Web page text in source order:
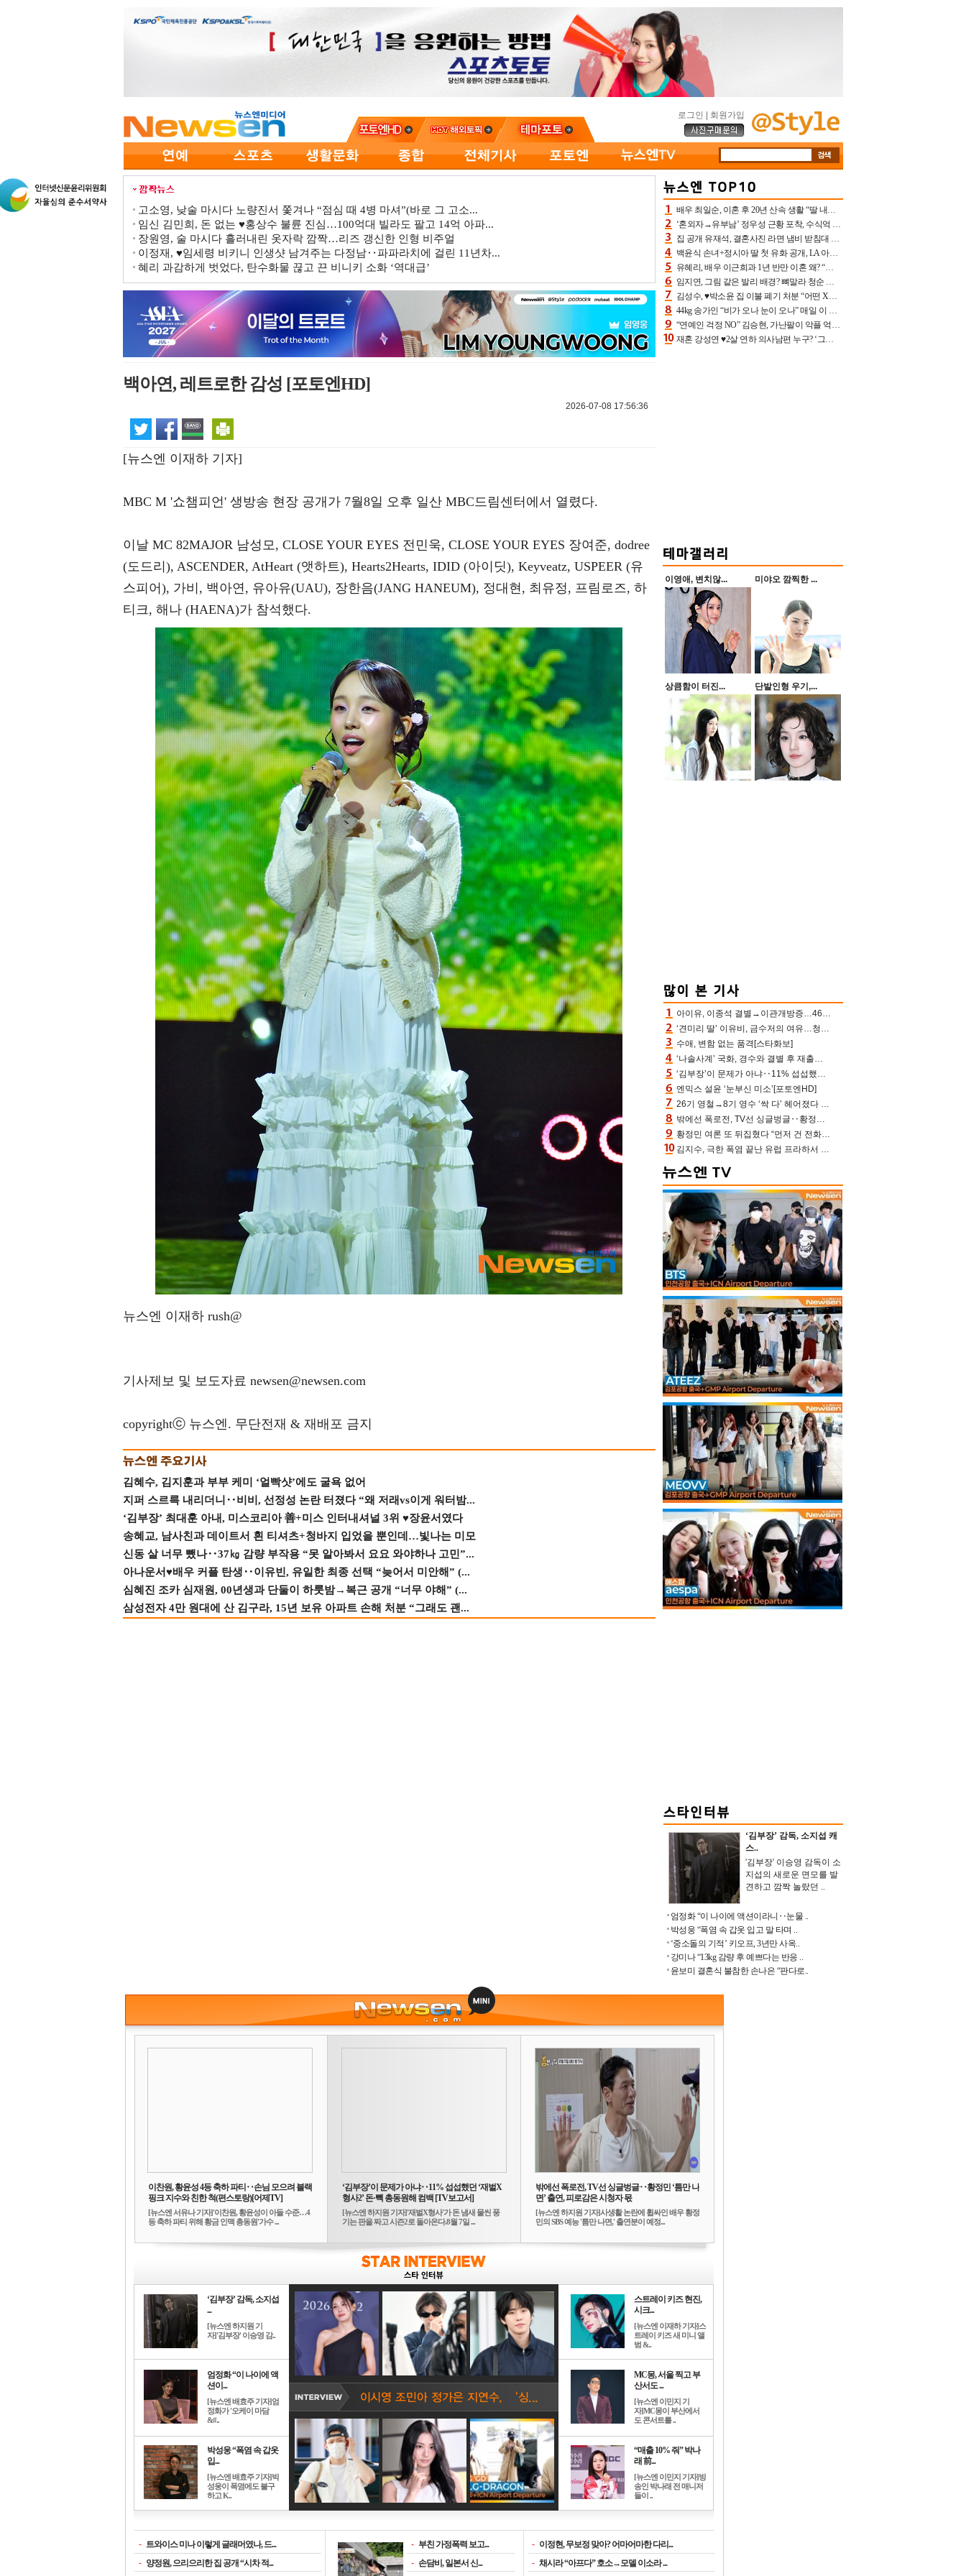
로그인 회원가입
고소영, 낮술 마시다 노량진서 쫓겨나 “점심 때 4병 마셔”(바로 그 고소...
임신 김민희, 돈 없는 ♥홍상수 불륜 진심…100억대 빌라도 팔고 14억 아파...
장원영, 술 마시다 흘러내린 옷자락 깜짝…리즈 갱신한 인형 비주얼
이정재, ♥임세령 비키니 인생샷 남겨주는 다정남‥파파라치에 걸린 11년차...
혜리 과감하게 벗었다, 탄수화물 끊고 끈 비니키 소화 ‘역대급’
백아연, 레트로한 감성 [포토엔HD]
2026-07-08 17:56:36
[뉴스엔 이재하 기자]
MBC M '쇼챔피언' 생방송 현장 공개가 7월8일 오후 일산 MBC드림센터에서 열렸다.
이날 MC 82MAJOR 남성모, CLOSE YOUR EYES 전민욱, CLOSE YOUR EYES 장여준, dodree
(도드리), ASCENDER, AtHeart (앳하트), Hearts2Hearts, IDID (아이딧), Keyveatz, USPEER (유
스피어), 가비, 백아연, 유아유(UAU), 장한음(JANG HANEUM), 정대현, 최유정, 프림로즈, 하
티크, 해나 (HAENA)가 참석했다.
뉴스엔 이재하 rush@
기사제보 및 보도자료 newsen@newsen.com
copyrightⓒ 뉴스엔. 무단전재 & 재배포 금지
김혜수, 김지훈과 부부 케미 ‘얼빡샷’에도 굴욕 없어
지퍼 스르륵 내리더니‥비비, 선정성 논란 터졌다 “왜 저래vs이게 워터밤...
‘김부장’ 최대훈 아내, 미스코리아 善+미스 인터내셔널 3위 ♥장윤서였다
송혜교, 남사친과 데이트서 흰 티셔츠+청바지 입었을 뿐인데…빛나는 미모
신동 살 너무 뺐나‥37㎏ 감량 부작용 “못 알아봐서 요요 와야하나 고민”...
아나운서♥배우 커플 탄생‥이유빈, 유일한 최종 선택 “늦어서 미안해” (...
심혜진 조카 심재원, 00년생과 단둘이 하룻밤→복근 공개 “너무 야해” (...
삼성전자 4만 원대에 산 김구라, 15년 보유 아파트 손해 처분 “그래도 괜...
배우 최일순, 이혼 후 20년 산속 생활 “딸 내가 버렸다고 원망‥맘 아파”(특종)[어제TV]
‘혼외자→유부남’ 정우성 근황 포착, 수식억 해킹 피해 후배 만났다 “존경하는”
집 공개 유재석, 결혼사진 라면 냄비 받침대 되고 분노‥가족사진도 피해(놀뭐)[어제TV]
백윤식 손녀+정시아 딸 첫 유화 공개, LA 아트쇼→서울국제조각페스타 작가다운 수준급 실력
유혜리, 배우 이근희과 1년 반만 이혼 왜? “식칼 꽂고 의자 던져” 충격 폭로(특종)[어제TV]
임지연, 그림 같은 발리 배경? 뼈말라 청순 비키니 핏에 상대 안 되네
김성수, ♥박소윤 집 이불 폐기 처분 “어떤 X이랑 썼을지 몰라” 질투(신랑수업2)[어제TV]
44kg 송가인 “비가 오나 눈이 오나” 매일 이 운동, 허벅지 근육량 상승+체지방 감소
“연예인 걱정 NO” 김승현, 가난팔이 악플 억울할만‥아내+딸과 日 여행
재혼 강성연 ♥2살 연하 의사남편 누구? ‘그알’ 자문의에 훈남 비주얼 초엘리트 스펙 [종합]
이영애, 변치않... 미야오 깜찍한 ...
상큼함이 터진... 단발인형 우기,...
아이유, 이종석 결별→이관개방증…46장 꽉 채운 유애나 ♥ “열심히 사는 중”
‘견미리 딸’ 이유비, 금수저의 여유…청순 미모에 반전 슬림 라인
수애, 변함 없는 품격[스타화보]
‘나솔사계’ 국화, 경수와 결별 후 재출연…첫인상 3표 몰표
‘김부장’이 문제가 아냐‥11% 섭섭했던 ‘재벌X형사2’ 돈·빽 총동원해 컴백 [TV보고서]
엔믹스 설윤 ‘눈부신 미소’[포토엔HD]
26기 영철→8기 영수 ‘싹 다’ 헤어졌다 ‘나솔사계’ 충격의 현커 0쌍 (촌장TV)
밖에선 폭로전, TV선 싱글벙글‥황정민 ‘틈만 나면’ 출연, 피로감은 시청자 몫
황정민 여론 또 뒤집혔다 “먼저 건 전화 62통, 그만 연락해” vs 女팬 “녹취 다 올려” 진흙탕 싸움
김지수, 극한 폭염 끝난 유럽 프라하서 쾌적한 여름나기 “선풍기만으로 지내”
‘김부장’ 감독, 소지섭 캐
스..
'김부장' 이승영 감독이 소
지섭의 새로운 면모를 발
견하고 깜짝 놀랐던 ..
엄정화 “이 나이에 액션이라니‥눈물 ..
박성웅 “폭염 속 갑옷 입고 말 타며 ..
‘중소돌의 기적’ 키오프, 3년만 사옥..
강미나 “13kg 감량 후 예쁘다는 반응 ..
윤보미 결혼식 불참한 손나은 “판다로..
이찬원, 황윤성 4등 축하 파티‥손님 모으려 블랙
핑크 지수와 친한 척(편스토랑)[어제TV]
[뉴스엔 서유나 기자]'이찬원, 황윤성이 아들 수준…4
등 축하 파티 위해 황금 인맥 총동원'가수 ...
‘김부장’이 문제가 아냐‥11% 섭섭했던 ‘재벌X
형사2’ 돈·빽 총동원해 컴백 [TV보고서]
[뉴스엔 하지원 기자]'재벌X형사'가 돈 냄새 물씬 풍
기는 판을 짜고 시즌2로 돌아온다.8월 7일 ...
밖에선 폭로전, TV선 싱글벙글‥황정민 ‘틈만 나
면’ 출연, 피로감은 시청자 몫
[뉴스엔 하지원 기자]사생활 논란에 휩싸인 배우 황정
민의 SBS 예능 '틈만 나면,' 출연분이 예정...
‘김부장’ 감독, 소지섭
...
[뉴스엔 하지원 기
자]'김부장' 이승영 감..
엄정화 “이 나이에 액
션이...
[뉴스엔 배효주 기자]엄
정화가 '오케이 마담
&#..
박성웅 “폭염 속 갑옷
입...
[뉴스엔 배효주 기자]박
성웅이 폭염에도 불구
하고 K..
스트레이 키즈 현진,
시크...
[뉴스엔 이재하 기자]스
트레이 키즈 새 미니 앨
범 &..
MC몽, 서울 찍고 부
산서도 ...
[뉴스엔 이민지 기
자]MC몽이 부산에서
도 콘서트를 ..
“매출 10% 줘” 박나
래 前...
[뉴스엔 이민지 기자]방
송인 박나래 전 매니저
들이 ..
- 트와이스 미나 이렇게 글래머였나, 드...
- 양정원, 으리으리한 집 공개 “시차 적...
- 부친 가정폭력 보고...
- 손담비, 일본서 신...
- 이정현, 무보정 맞아? 어마어마한 다리...
- 채시라 “아프다” 호소→모델 이소라 ...